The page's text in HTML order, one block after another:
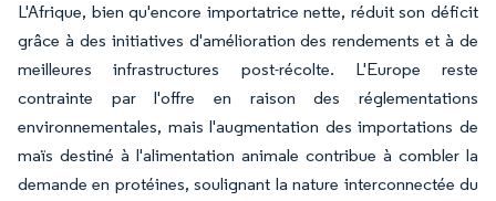
L'Afrique, bien qu'encore importatrice nette, réduit son déficit
grâce à des initiatives d'amélioration des rendements et à de
meilleures infrastructures post-récolte. L'Europe reste
contrainte par l'offre en raison des réglementations
environnementales, mais l'augmentation des importations de
maïs destiné à l'alimentation animale contribue à combler la
demande en protéines, soulignant la nature interconnectée du